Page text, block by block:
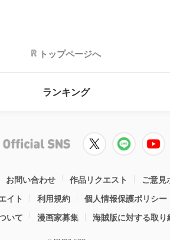
トップページへ
ランキング
お問い合わせ 作品リクエスト ご意見
イト
利用規約
個人情報保護ポリシー
いて 漫画家募集 海賊版に対する取り